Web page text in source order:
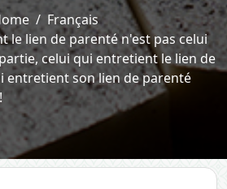
Français
le lien de parenté n'est pas celui
celui qui entretient le lien de
entretient son lien de parenté